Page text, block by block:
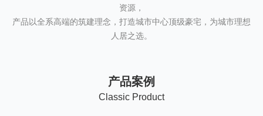
资源，
产品以全系高端的筑建理念，打造城市中心顶级豪宅，为城市理想
人居之选。
产品案例
C lassic Product